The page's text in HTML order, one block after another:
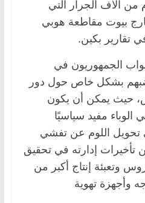
من آلاف الجرار التي
بيوت مقاطعة هوبي
تقارير بكين.
الجمهوريون في
بشكل خاص حول دور
حيث يمكن أن يكون
مفيد سياسيًا
تحويل اللوم عن تفشي
تأخيرات إدارته في تحقيق
وتعبئة إنتاج أكبر من
وأجهزة تهوية